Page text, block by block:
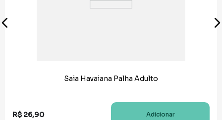
Saia Havaiana Palha Adulto
R$ 26,90 Adicionar